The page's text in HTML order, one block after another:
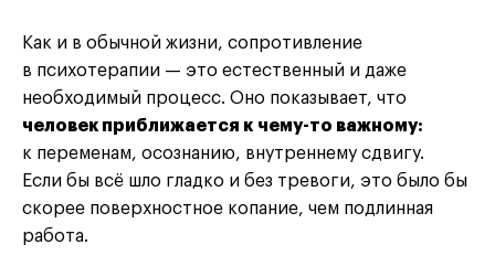
Как и в обычной жизни, сопротивление
в психотерапии — это естественный и даже
необходимый процесс. Оно показывает, что
человек приближается к чему-то важному:
к переменам, осознанию, внутреннему сдвигу.
Если бы всё шло гладко и без тревоги, это было бы
скорее поверхностное копание, чем подлинная
работа.